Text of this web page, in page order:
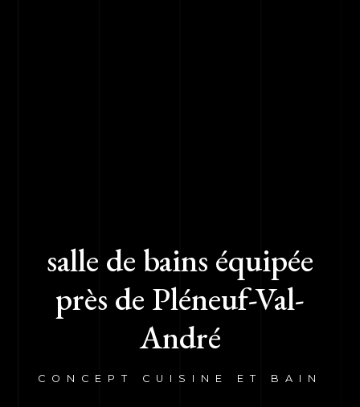
salle de bains équipée
près de Pléneuf-Val-
André
CONCEPT CUISINE ET BAIN